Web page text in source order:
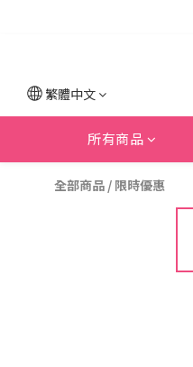
繁體中文
所有商品
全部商品 / 限時優惠